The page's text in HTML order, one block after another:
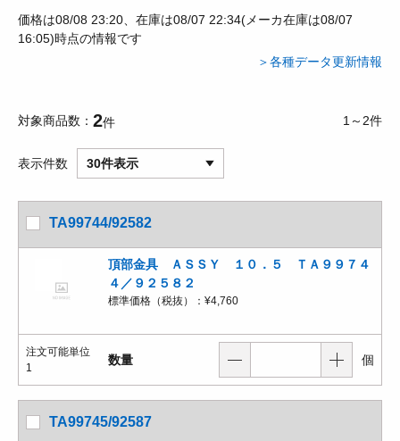
価格は08/08 23:20、在庫は08/07 22:34(メーカ在庫は08/07
16:05)時点の情報です
＞各種データ更新情報
対象商品数 2件 1～2件
表示件数 30件表示
TA99744/92582
頂部金具 ＡＳＳＹ １０．５ ＴＡ９９７４
４／９２５８２
標準価格（税抜）： ¥4,760
注文可能単位
1
数量 個
TA99745/92587